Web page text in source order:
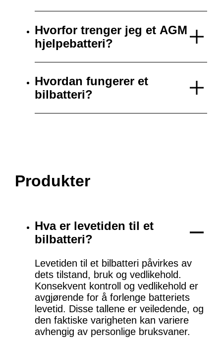
Hvorfor trenger jeg et AGM
hjelpebatteri?
Hvordan fungerer et
bilbatteri?
Produkter
Hva er levetiden til et
bilbatteri?
Levetiden til et bilbatteri påvirkes av
dets tilstand, bruk og vedlikehold.
Konsekvent kontroll og vedlikehold er
avgjørende for å forlenge batteriets
levetid. Disse tallene er veiledende, og
den faktiske varigheten kan variere
avhengig av personlige bruksvaner.